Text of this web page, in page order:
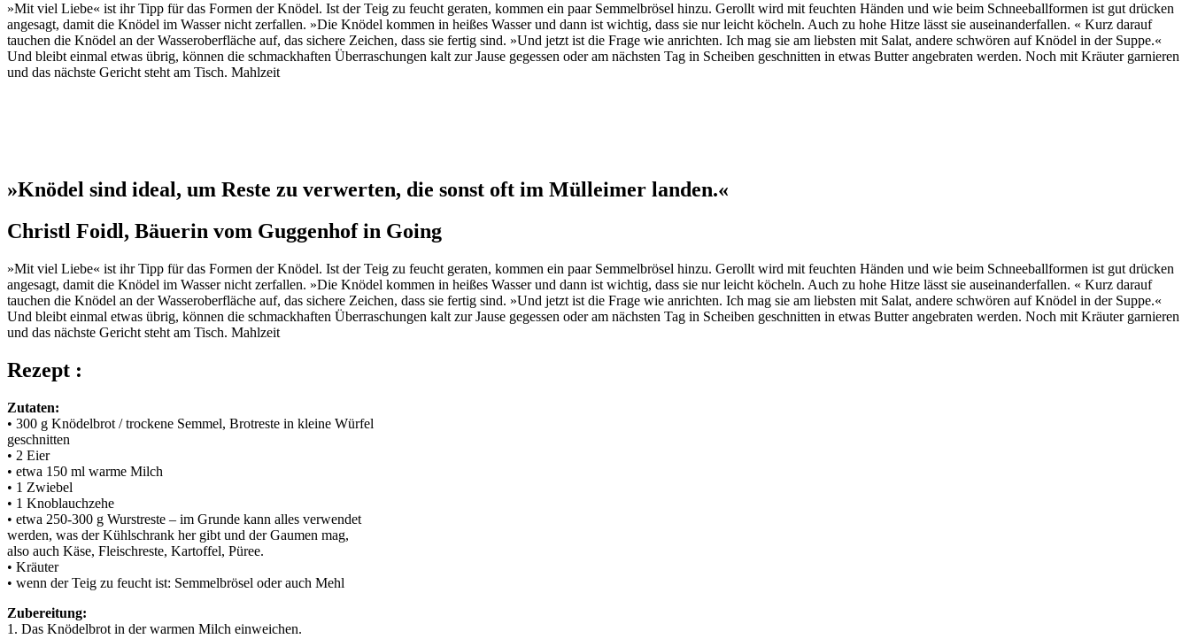
»Mit viel Liebe« ist ihr Tipp für das Formen der Knödel. Ist der Teig zu feucht geraten, kommen ein paar Semmelbrösel hinzu. Gerollt wird mit feuchten Händen und wie beim Schneeballformen ist gut drücken
angesagt, damit die Knödel im Wasser nicht zerfallen. »Die Knödel kommen in heißes Wasser und dann ist wichtig, dass sie nur leicht köcheln. Auch zu hohe Hitze lässt sie auseinanderfallen. « Kurz darauf
tauchen die Knödel an der Wasseroberfläche auf, das sichere Zeichen, dass sie fertig sind. »Und jetzt ist die Frage wie anrichten. Ich mag sie am liebsten mit Salat, andere schwören auf Knödel in der Suppe.«
Und bleibt einmal etwas übrig, können die schmackhaften Überraschungen kalt zur Jause gegessen oder am nächsten Tag in Scheiben geschnitten in etwas Butter angebraten werden. Noch mit Kräuter garnieren
und das nächste Gericht steht am Tisch. Mahlzeit
»Knödel sind ideal, um Reste zu verwerten, die sonst oft im Mülleimer landen.«
Christl Foidl, Bäuerin vom Guggenhof in Going
»Mit viel Liebe« ist ihr Tipp für das Formen der Knödel. Ist der Teig zu feucht geraten, kommen ein paar Semmelbrösel hinzu. Gerollt wird mit feuchten Händen und wie beim Schneeballformen ist gut drücken
angesagt, damit die Knödel im Wasser nicht zerfallen. »Die Knödel kommen in heißes Wasser und dann ist wichtig, dass sie nur leicht köcheln. Auch zu hohe Hitze lässt sie auseinanderfallen. « Kurz darauf
tauchen die Knödel an der Wasseroberfläche auf, das sichere Zeichen, dass sie fertig sind. »Und jetzt ist die Frage wie anrichten. Ich mag sie am liebsten mit Salat, andere schwören auf Knödel in der Suppe.«
Und bleibt einmal etwas übrig, können die schmackhaften Überraschungen kalt zur Jause gegessen oder am nächsten Tag in Scheiben geschnitten in etwas Butter angebraten werden. Noch mit Kräuter garnieren
und das nächste Gericht steht am Tisch. Mahlzeit
Rezept :
Zutaten:
• 300 g Knödelbrot / trockene Semmel, Brotreste in kleine Würfel
geschnitten
• 2 Eier
• etwa 150 ml warme Milch
• 1 Zwiebel
• 1 Knoblauchzehe
• etwa 250-300 g Wurstreste – im Grunde kann alles verwendet
werden, was der Kühlschrank her gibt und der Gaumen mag,
also auch Käse, Fleischreste, Kartoffel, Püree.
• Kräuter
• wenn der Teig zu feucht ist: Semmelbrösel oder auch Mehl
Zubereitung:
1. Das Knödelbrot in der warmen Milch einweichen.